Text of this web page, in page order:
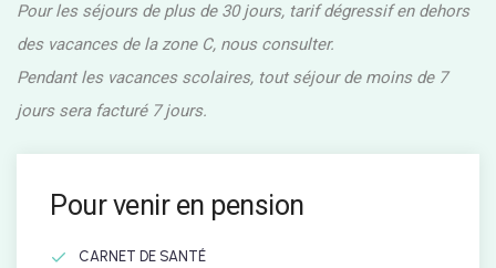
Pour les séjours de plus de 30 jours, tarif dégressif en dehors
des vacances de la zone C, nous consulter.
Pendant les vacances scolaires, tout séjour de moins de 7
jours sera facturé 7 jours.
Pour venir en pension
CARNET DE SANTÉ